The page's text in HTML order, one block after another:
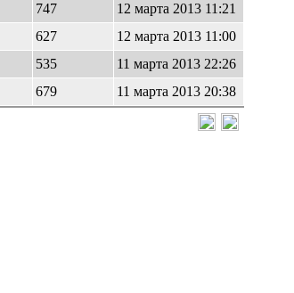
747
12 марта 2013 11:21
627
12 марта 2013 11:00
535
11 марта 2013 22:26
679
11 марта 2013 20:38